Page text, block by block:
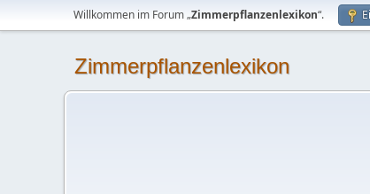
Willkommen im Forum „Zimmerpflanzenlexikon“.
Zimmerpflanzenlexikon